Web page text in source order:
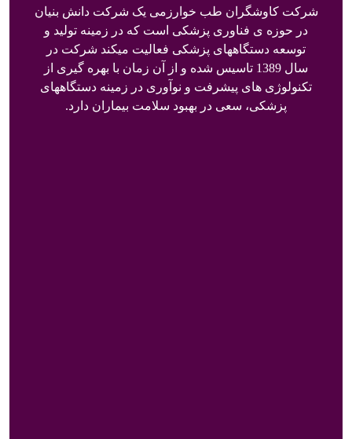
شرکت کاوشگران طب خوارزمی یک شرکت دانش بنیان
در حوزه ی فناوری پزشکی است که در زمینه تولید و
توسعه دستگاههای پزشکی فعالیت میکند شرکت در
سال 1389 تاسیس شده و از آن زمان با بهره گیری از
تکنولوژی های پیشرفت و نوآوری در زمینه دستگاههای
پزشکی، سعی در بهبود سلامت بیماران دارد.